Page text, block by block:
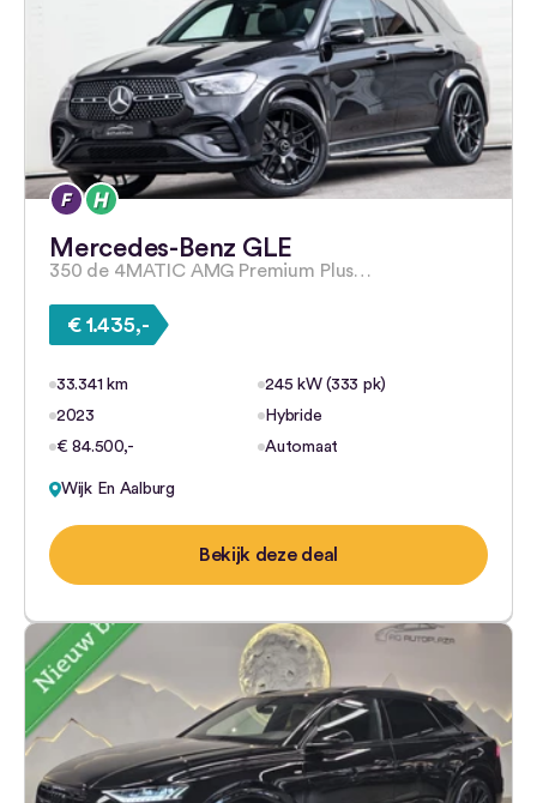
Mercedes-Benz GLE
350 de 4MATIC AMG Premium Plus…
€ 1.435,-
33.341 km
245 kW (333 pk)
2023
Hybride
€ 84.500,-
Automaat
Wijk En Aalburg
Bekijk deze deal